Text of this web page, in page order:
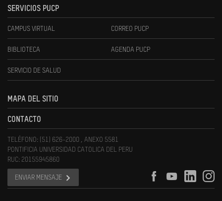
SERVICIOS PUCP
CAMPUS VIRTUAL CORREO PUCP
BIBLIOTECA AGENDA PUCP
SERVICIO DE SALUD
MAPA DEL SITIO
CONTACTO
TELÉFONO: (51) 626-2000 , ANEXO 5581
PONTIFICIA UNIVERSIDAD CATOLICA DEL PERU
RUC: 20155945860
ENVIAR MENSAJE